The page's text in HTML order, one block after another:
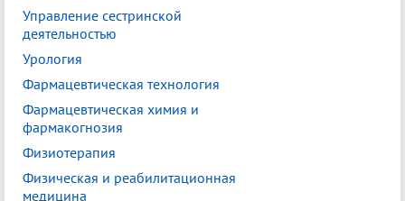
Управление сестринской
деятельностью
Урология
Фармацевтическая технология
Фармацевтическая химия и
фармакогнозия
Физиотерапия
Физическая и реабилитационная
медицина